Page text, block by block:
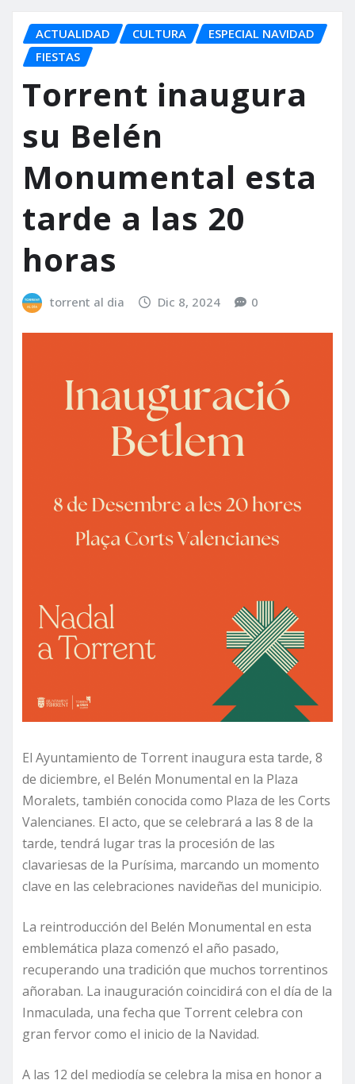
ACTUALIDAD CULTURA
ESPECIAL NAVIDAD
FIESTAS
Torrent inaugura
su Belén
Monumental esta
tarde a las 20
horas
torrent al dia Dic 8, 2024 0
El Ayuntamiento de Torrent inaugura esta tarde, 8
de diciembre, el Belén Monumental en la Plaza
Moralets, también conocida como Plaza de les Corts
Valencianes. El acto, que se celebrará a las 8 de la
tarde, tendrá lugar tras la procesión de las
clavariesas de la Purísima, marcando un momento
clave en las celebraciones navideñas del municipio.
La reintroducción del Belén Monumental en esta
emblemática plaza comenzó el año pasado,
recuperando una tradición que muchos torrentinos
añoraban. La inauguración coincidirá con el día de la
Inmaculada, una fecha que Torrent celebra con
gran fervor como el inicio de la Navidad.
A las 12 del mediodía se celebra la misa en honor a